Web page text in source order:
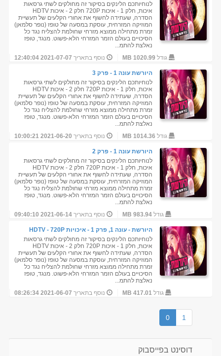
לנוחיותכם הלינקים בסיקור זה מחולקים לשתי גרסאות
איכות, חלק 1 - איכות 720P חלק 2 - איכות HDTV
הסדרה, שעתידה לחשוף את אחורי הקלעים של תעשיית
המוזיקה המזרחית, עוסקת במסעה של טופז (נופר סלמאן)
זמרת מתחילה ממוצא מזרחי שחולמת להצליח נגד כל
הסיכויים בעולם הזמר המזרחי הלא-פשוט. מנגד, טופז
נאלצת להתמ...
גודל 1020.99 MB נוסף בתאריך 2021-07-07 12:40:04
היורשת עונה 1 - פרק 3
לנוחיותכם הלינקים בסיקור זה מחולקים לשתי גרסאות
איכות, חלק 1 - איכות 720P חלק 2 - איכות HDTV
הסדרה, שעתידה לחשוף את אחורי הקלעים של תעשיית
המוזיקה המזרחית, עוסקת במסעה של טופז (נופר סלמאן)
זמרת מתחילה ממוצא מזרחי שחולמת להצליח נגד כל
הסיכויים בעולם הזמר המזרחי הלא-פשוט. מנגד, טופז
נאלצת להתמ...
גודל 1014.36 MB נוסף בתאריך 2021-06-20 10:00:21
היורשת עונה 1 - פרק 2
לנוחיותכם הלינקים בסיקור זה מחולקים לשתי גרסאות
איכות, חלק 1 - איכות 720P חלק 2 - איכות HDTV
הסדרה, שעתידה לחשוף את אחורי הקלעים של תעשיית
המוזיקה המזרחית, עוסקת במסעה של טופז (נופר סלמאן)
זמרת מתחילה ממוצא מזרחי שחולמת להצליח נגד כל
הסיכויים בעולם הזמר המזרחי הלא-פשוט. מנגד, טופז
נאלצת להתמ...
גודל983.94 MB נוסף בתאריך2021-06-14 09:40:10
היורשת - עונה 1, פרק 1 - איכויות HDTV - 720P
לנוחיותכם הלינקים בסיקור זה מחולקים לשתי גרסאות
איכות, חלק 1 - איכות 720P חלק 2 - איכות HDTV
הסדרה, שעתידה לחשוף את אחורי הקלעים של תעשיית
המוזיקה המזרחית, עוסקת במסעה של טופז (נופר סלמאן)
זמרת מתחילה ממוצא מזרחי שחולמת להצליח נגד כל
הסיכויים בעולם הזמר המזרחי הלא-פשוט. מנגד, טופז
נאלצת להתמ...
גודל417.01 MB נוסף בתאריך 2021-06-07 08:26:34
0 1
דוסינט בפייסבוק